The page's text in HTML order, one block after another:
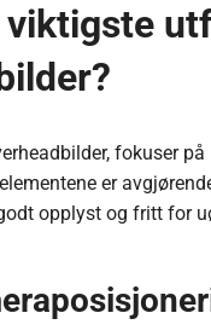
viktigste
fokuser
er
opplyst og fritt for